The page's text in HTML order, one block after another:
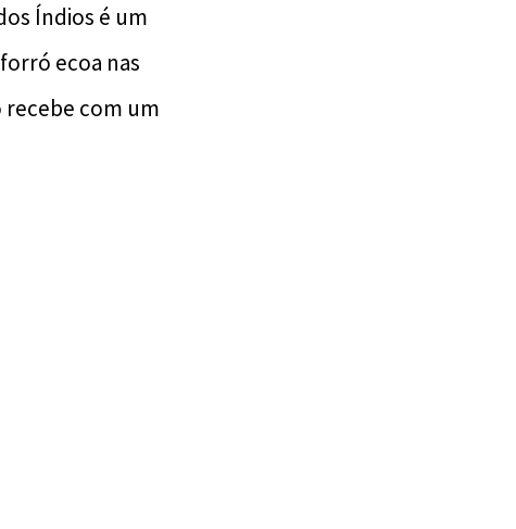
Índios é um
ecoa nas
recebe com um